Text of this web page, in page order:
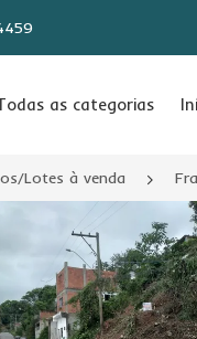
as categorias
Lotes à venda